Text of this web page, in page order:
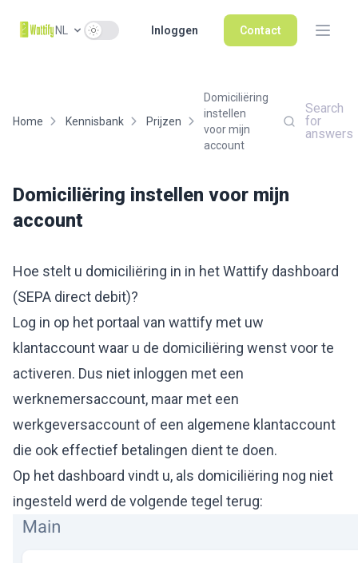
NL Use setting Inloggen Contact
Home Kennisbank Prijzen
Domiciliëring
instellen
voor mijn
account
Search
for
answers
Domiciliëring instellen voor mijn
account
Hoe stelt u domiciliëring in in het Wattify dashboard
(SEPA direct debit)?
Log in op het portaal van wattify met uw
klantaccount waar u de domiciliëring wenst voor te
activeren. Dus niet inloggen met een
werknemersaccount, maar met een
werkgeversaccount of een algemene klantaccount
die ook effectief betalingen dient te doen.
Op het dashboard vindt u, als domiciliëring nog niet
ingesteld werd de volgende tegel terug: